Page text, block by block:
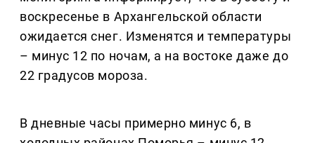
воскресенье в Архангельской области
ожидается снег. Изменятся и температуры
– минус 12 по ночам, а на востоке даже до
22 градусов мороза.
В дневные часы примерно минус 6, в